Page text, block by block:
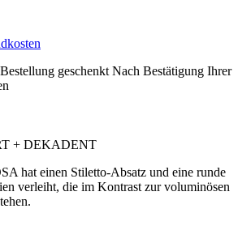
geschenkt Nach Bestätigung Ihrer
+ DEKADENT
hat einen Stiletto-Absatz und eine runde
verleiht, die im Kontrast zur voluminösen